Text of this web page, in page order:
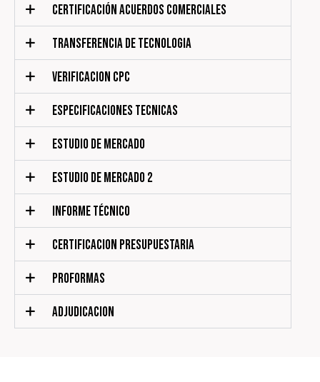
CERTIFICACIÓN ACUERDOS COMERCIALES
TRANSFERENCIA DE TECNOLOGIA
VERIFICACION CPC
ESPECIFICACIONES TECNICAS
ESTUDIO DE MERCADO
ESTUDIO DE MERCADO 2
INFORME TÉCNICO
CERTIFICACION PRESUPUESTARIA
PROFORMAS
ADJUDICACION